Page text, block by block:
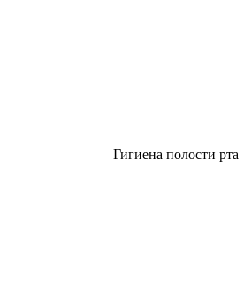
Гигиена полости рта